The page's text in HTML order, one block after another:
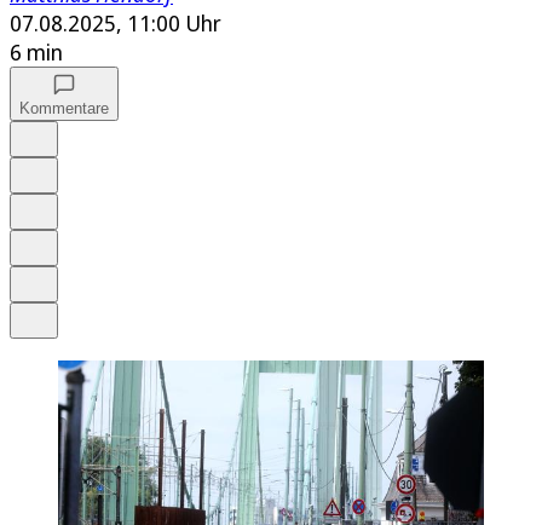
07.08.2025, 11:00 Uhr
6 min
Kommentare